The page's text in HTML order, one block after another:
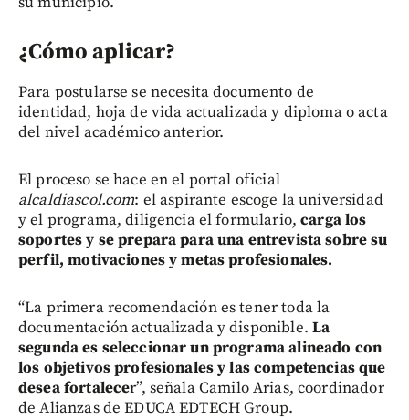
¿Cómo aplicar?
Para postularse se necesita documento de
identidad, hoja de vida actualizada y diploma o acta
del nivel académico anterior.
El proceso se hace en el portal oficial
alcaldiascol.com: el aspirante escoge la universidad
y el programa, diligencia el formulario,carga los
soportes y se prepara para una entrevista sobre su
perfil, motivaciones y metas profesionales.
“La primera recomendación es tener toda la
documentación actualizada y disponible. La
segunda es seleccionar un programa alineado con
los objetivos profesionales y las competencias que
desea fortalecer”, señala Camilo Arias, coordinador
de Alianzas de EDUCA EDTECH Group.